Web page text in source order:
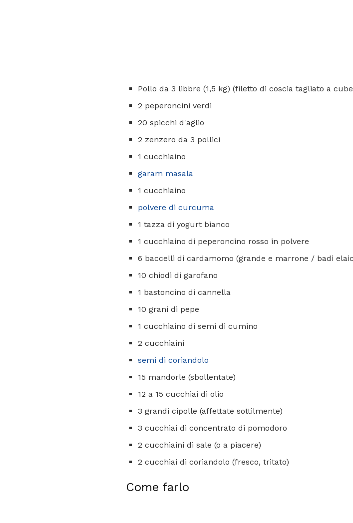
Pollo da 3 libbre (1,5 kg) (filetto di coscia tagliato a
2 peperoncini verdi
20 spicchi d'aglio
2 zenzero da 3 pollici
1 cucchiaino
garam masala
1 cucchiaino
polvere di curcuma
1 tazza di yogurt bianco
1 cucchiaino di peperoncino rosso in polvere
6 baccelli di cardamomo (grande e marrone / badi
10 chiodi di garofano
1 bastoncino di cannella
10 grani di pepe
1 cucchiaino di semi di cumino
2 cucchiaini
semi di coriandolo
15 mandorle (sbollentate)
12 a 15 cucchiai di olio
3 grandi cipolle (affettate sottilmente)
3 cucchiai di concentrato di pomodoro
2 cucchiaini di sale (o a piacere)
2 cucchiai di coriandolo (fresco, tritato)
Come farlo